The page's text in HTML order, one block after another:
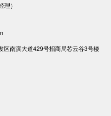
）
区南滨大道429号招商局芯云谷3号楼